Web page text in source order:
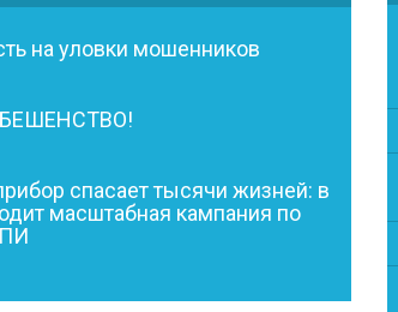
на уловки мошенников
БЕШЕНСТВО!
спасает тысячи жизней: в
масштабная кампания по